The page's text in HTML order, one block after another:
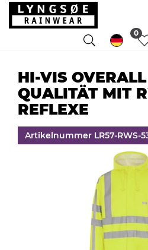
0
HI-VIS
QUALITÄT MIT
REFLEXE
Artikelnummer LR57-RWS-